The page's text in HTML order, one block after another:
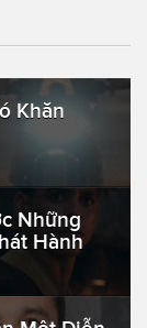
Khăn
Những
Hành